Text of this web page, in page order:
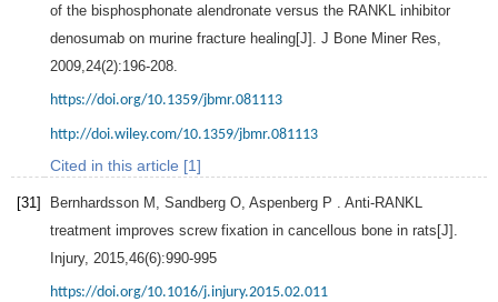
of the bisphosphonate alendronate versus the RANKL inhibitor
denosumab on murine fracture healing[J]. J Bone Miner Res
2009 24(2):196-208.
https://doi.org/10.1359/jbmr.081113
http://doi.wiley.com/10.1359/jbmr.081113
Cited in this article [1]
[31] Bernhardsson M Sandberg O Aspenberg P . Anti-RANKL
treatment improves screw fixation in cancellous bone in rats[J].
Injury, 2015 46(6):990-995
https://doi.org/10.1016/j.injury.2015.02.011